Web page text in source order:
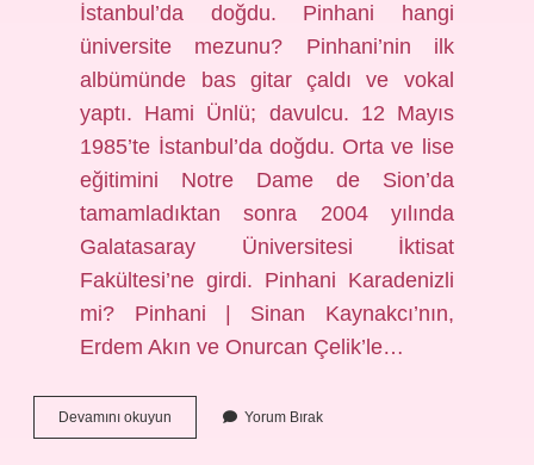
İstanbul’da doğdu. Pinhani hangi
üniversite mezunu? Pinhani’nin ilk
albümünde bas gitar çaldı ve vokal
yaptı. Hami Ünlü; davulcu. 12 Mayıs
1985’te İstanbul’da doğdu. Orta ve lise
eğitimini Notre Dame de Sion’da
tamamladıktan sonra 2004 yılında
Galatasaray Üniversitesi İktisat
Fakültesi’ne girdi. Pinhani Karadenizli
mi? Pinhani | Sinan Kaynakcı’nın,
Erdem Akın ve Onurcan Çelik’le…
Devamını okuyun
Aydın
Yorum Bırak